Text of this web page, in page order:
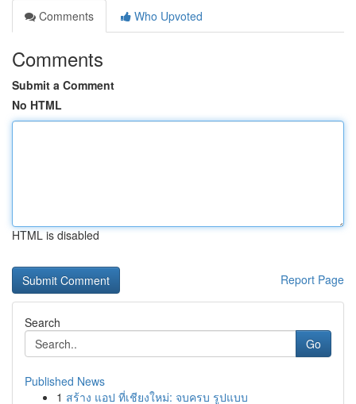
Comments
Who Upvoted
Comments
Submit a Comment
No HTML
HTML is disabled
Report Page
Search
Go
Published News
1 สร้าง แอป ที่เชียงใหม่: จบครบ รูปแบบ